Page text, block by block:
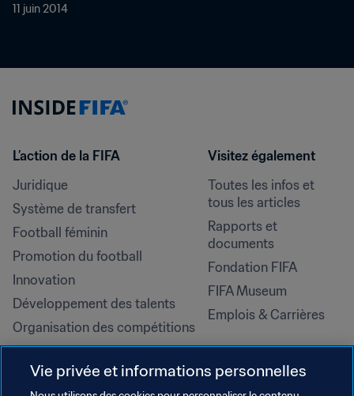
11 juin 2014
L’action de la FIFA
Juridique
Système de transfert
Football féminin
Promotion du football
Innovation
Développement des talents
Organisation des compétitions
Développement durable
Droits de l'homme et lutte contre
la discrimination
Visitez également
Toutes les infos et
tous les articles
Rapports et
documents
Fondation FIFA
FIFA Museum
Emplois & Carrières
Vie privée et informations personnelles